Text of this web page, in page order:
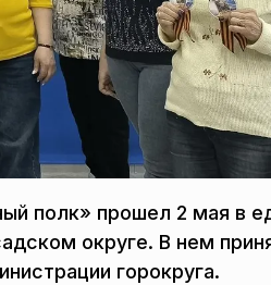
полк» прошел 2 мая в
округе. В нем
горокруга.